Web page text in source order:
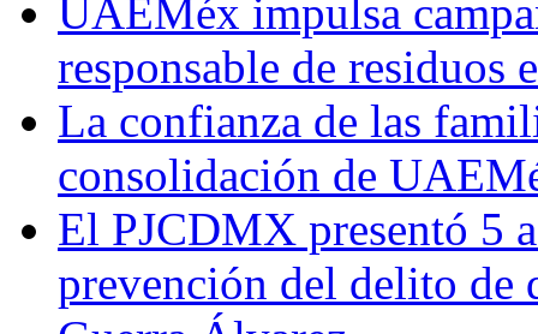
UAEMéx impulsa
responsable de residuos
La confianza de las
consolidación de
El PJCDMX presentó 5
prevención del delito de